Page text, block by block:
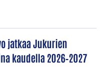
jatkaa Jukurien
kaudella 2026–2027